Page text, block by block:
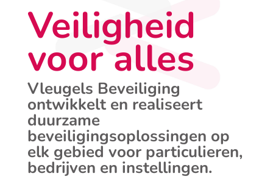
Veiligheid
voor alles
Vleugels Beveiliging
ontwikkelt en realiseert
duurzame
beveiligingsoplossingen op
elk gebied voor particulieren,
bedrijven en instellingen.